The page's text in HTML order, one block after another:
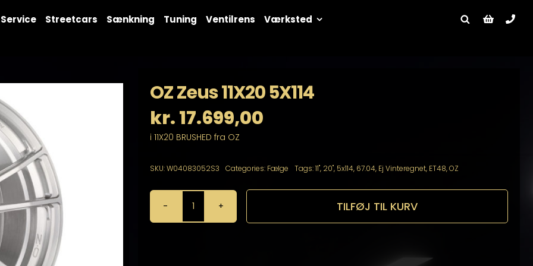
Service Streetcars Sænkning Tuning Ventilrens Værksted
OZ Zeus 11X20 5X114
kr.17.699,00
i 11X20 BRUSHED fra OZ
SKU:W04083052S3 Categories: Fælge Tags:11", 20", 5x114, 67.04, Ej Vinteregnet, ET48,OZ
OZ
Zeus
TILFØJ TIL KURV